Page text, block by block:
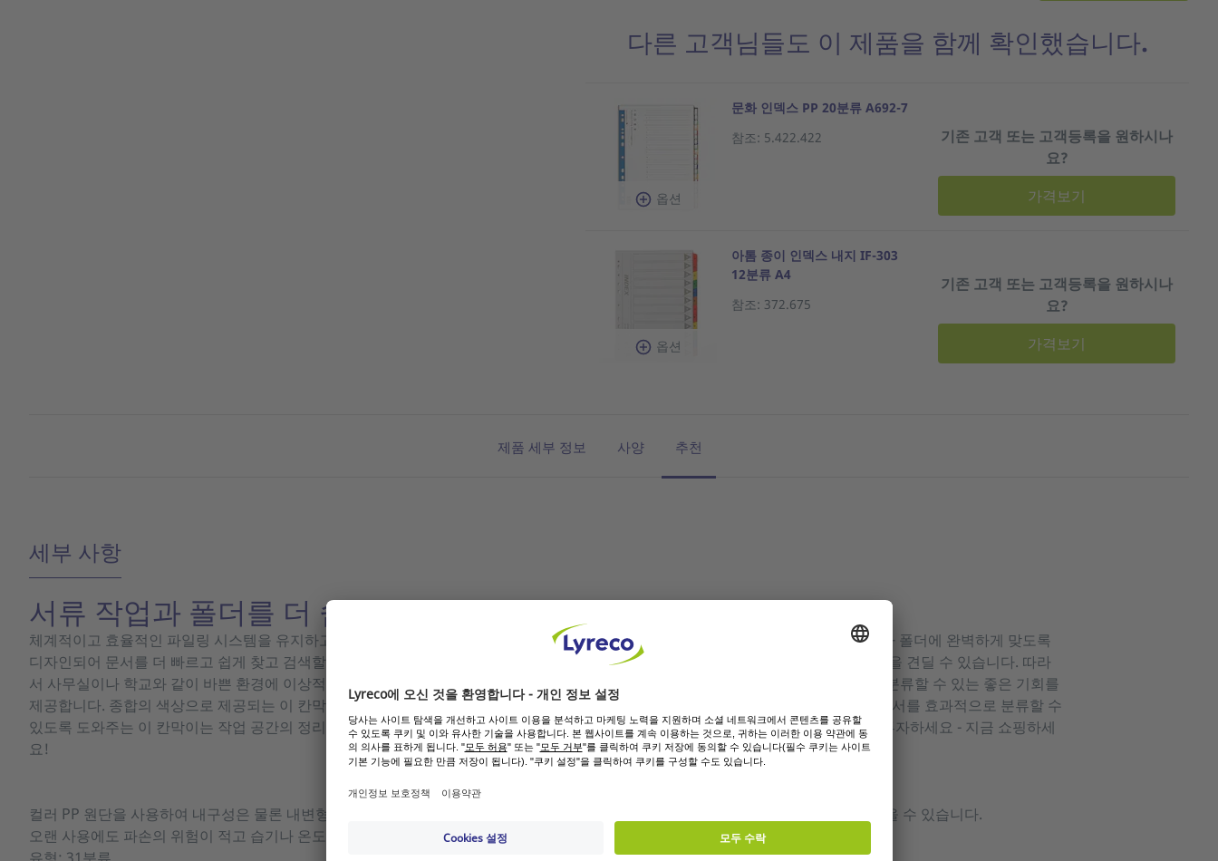
다른 고객님들도 이 제품을 함께 확인했습니다.
옵션
문화 인덱스 PP 20분류 A692-7
참조: 5.422.422
기존 고객 또는 고객등록을 원하시나
요?
가격보기
옵션
아톰 종이 인덱스 내지 IF-303
12분류 A4
참조: 372.675
기존 고객 또는 고객등록을 원하시나
요?
가격보기
제품 세부 정보 사양 추천
세부 사항
서류 작업과 폴더를 더 쉽게 간소화하세요.
체계적이고 효율적인 파일링 시스템을 유지하고자 하는 모든 분께 디바이더는 사무용품에 이상적인 추가 제품입니다. 대부분의 바인더나 폴더에 완벽하게 맞도록
디자인되어 문서를 더 빠르고 쉽게 찾고 검색할 수 있습니다. 수명을 보장하기 위해 폴리프로필렌으로 제작되어 일상적인 취급의 혹독함을 견딜 수 있습니다. 따라
서 사무실이나 학교와 같이 바쁜 환경에 이상적인 솔루션입니다. A4 용지 형식의 문서용으로 특별히 설계되었습니다. 31 탭으로 파일을 분류할 수 있는 좋은 기회를
제공합니다. 종합의 색상으로 제공되는 이 칸막이를 사용하면 문서를 쉽게 색상으로 구분하여 빠르고 효율적으로 정리할 수 있습니다. 문서를 효과적으로 분류할 수
있도록 도와주는 이 칸막이는 작업 공간의 정리를 개선하고자 하는 모든 사람에게 필수적인 자산입니다. 직장에서 더 나은 조직을 위해 투자하세요 - 지금 쇼핑하세
요!
컬러 PP 원단을 사용하여 내구성은 물론 내변형성까지 증가시킨 PP 인덱스 내지로 선명한 색상탭을 통해 원하는 내용을 빠르고 쉽게 찾을 수 있습니다.
오랜 사용에도 파손의 위험이 적고 습기나 온도 변화에도 강하여 대용량화일이나 장기보관용화일에 최적화된 인덱스 디바이더입니다.